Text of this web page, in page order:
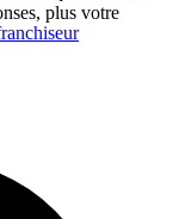
plus votre